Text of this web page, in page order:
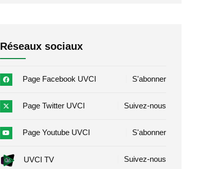
Réseaux sociaux
Page Facebook UVCI S'abonner
Page Twitter UVCI Suivez-nous
Page Youtube UVCI S'abonner
UVCI TV Suivez-nous